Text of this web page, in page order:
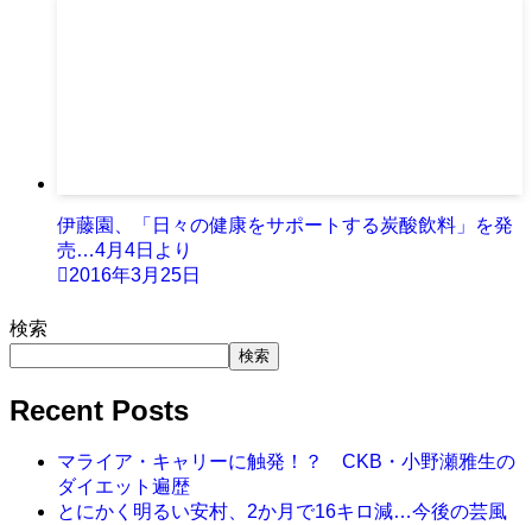
伊藤園、「日々の健康をサポートする炭酸飲料」を発
売…4月4日より
2016年3月25日
検索
検索
Recent Posts
マライア・キャリーに触発！？ CKB・小野瀬雅生の
ダイエット遍歴
とにかく明るい安村、2か月で16キロ減…今後の芸風